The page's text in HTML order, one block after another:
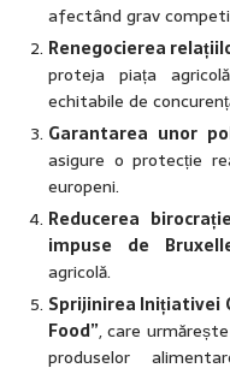
afectând grav
Renegocierea
proteja piața
echitabile de
Garantarea unor
asigure o protecție
europeni.
Reducerea
impuse de
agricolă.
Sprijinirea Inițiativei
Food”, care
produselor